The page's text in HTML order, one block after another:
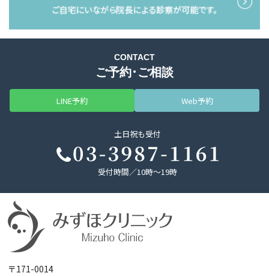
CONTACT
ご予約・ご相談
LINE予約 Web予約
土日祝も受付
受付時間／10時～19時
〒171-0014